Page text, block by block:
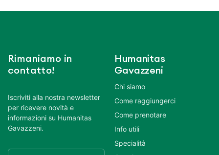
Rimaniamo in
contatto!
Iscriviti alla nostra newsletter
per ricevere novità e
informazioni su Humanitas
Gavazzeni.
Humanitas
Gavazzeni
Chi siamo
Come raggiungerci
Come prenotare
Info utili
Specialità